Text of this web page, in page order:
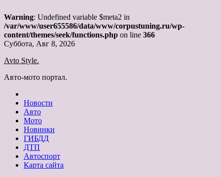
Warning: Undefined variable $meta2 in
/var/www/user655586/data/www/corpustuning.ru/wp-
content/themes/seek/functions.php on line 366
Skip
content
Суббота, Авг 8, 2026
Avto Style.
Авто-мото портал.
Новости
Авто
Мото
Новинки
ГИБДД
ДТП
Автоспорт
Карта сайта